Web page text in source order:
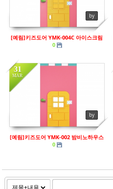
by
[예림]키즈도어 YMK-004C 아이스크림
0
31
MAR
by
[예림]키즈도어 YMK-002 밤비노하우스
0